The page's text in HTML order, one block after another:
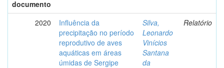
documento
2020
Influência da
precipitação no período
reprodutivo de aves
aquáticas em áreas
úmidas de Sergipe
Silva,
Leonardo
Vinícios
Santana
da
Relatório